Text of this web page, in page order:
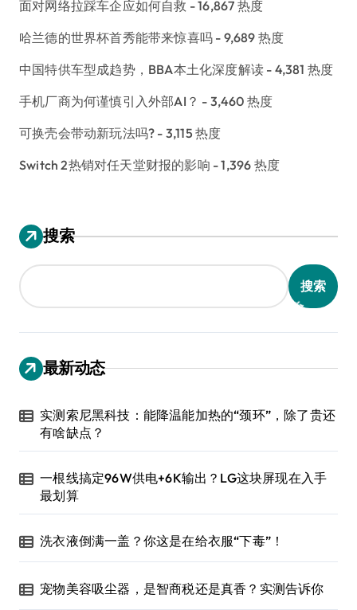
面对网络拉踩车企应如何自救 - 16,867 热度
哈兰德的世界杯首秀能带来惊喜吗 - 9,689 热度
中国特供车型成趋势，BBA本土化深度解读 - 4,381 热度
手机厂商为何谨慎引入外部AI？ - 3,460 热度
可换壳会带动新玩法吗? - 3,115 热度
Switch 2热销对任天堂财报的影响 - 1,396 热度
搜索
搜索
最新动态
实测索尼黑科技：能降温能加热的“颈环”，除了贵还
有啥缺点？
一根线搞定96W供电+6K输出？LG这块屏现在入手
最划算
洗衣液倒满一盖？你这是在给衣服“下毒”！
宠物美容吸尘器，是智商税还是真香？实测告诉你